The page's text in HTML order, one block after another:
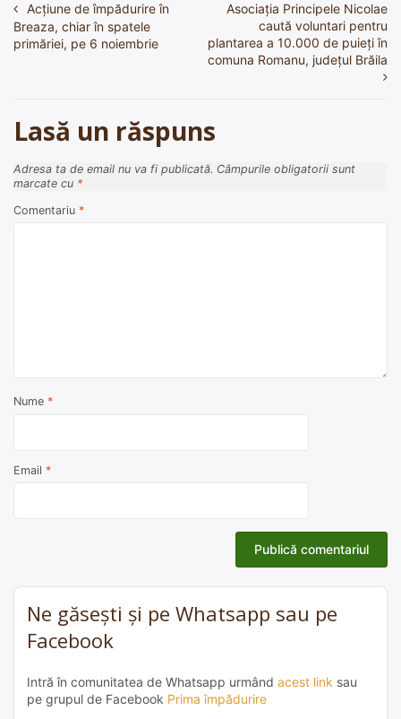
Navigare
în
Acțiune de împădurire în
Breaza, chiar în spatele
primăriei, pe 6 noiembrie
Asociația Principele Nicolae
caută voluntari pentru
plantarea a 10.000 de puieți în
comuna Romanu, județul Brăila
Lasă un răspuns
Adresa ta de email nu va fi publicată. Câmpurile obligatorii sunt
marcate cu *
Comentariu *
Nume *
Email *
Ne găsești și pe Whatsapp sau pe
Facebook
Intră în comunitatea de Whatsapp urmând acest link sau
pe grupul de Facebook Prima împădurire